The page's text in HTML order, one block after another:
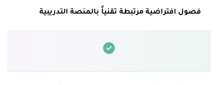
فصول افتراضية مرتبطة تقنياً بالمنصة التدريبية